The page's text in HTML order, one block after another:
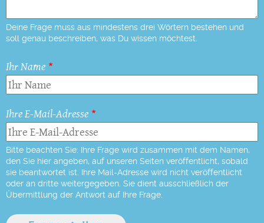
Deine Frage muss aus mindestens drei Wörtern bestehen und
soll genau beschreiben, was Du wissen möchtest.
Ihr Name
Ihre E-Mail-Adresse
Bitte beachten Sie: Ihre Frage wird zusammen mit dem Namen,
den Sie hier angeben, auf unseren Seiten veröffentlicht, sobald
sie beantwortet ist. Ihre Mail-Adresse wird nicht veröffentlicht
oder an dritte weitergegeben. Sie dient ausschließlich der
Übermittlung der Antwort auf Ihre Frage.